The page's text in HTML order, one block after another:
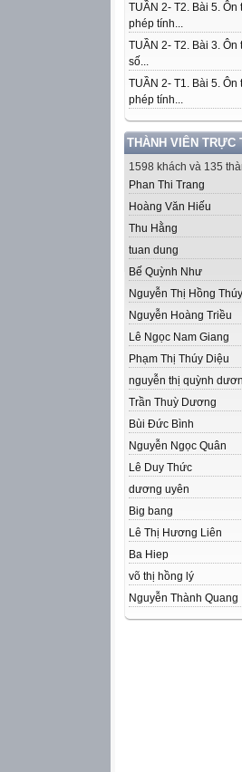
TUẦN 2- T2. Bài 5. Ôn
phép tính...
TUẦN 2- T2. Bài 3. Ôn
số...
TUẦN 2- T1. Bài 5. Ôn
phép tính...
THÀNH VIÊN TRỰC
1598 khách và 135
Phan Thi Trang
Hoàng Văn Hiếu
Thu Hằng
tuan dung
Bế Quỳnh Như
Nguyễn Thị Hồng Thúy
Nguyễn Hoàng Triều
Lê Ngọc Nam Giang
Phạm Thị Thúy Diệu
nguyễn thị quỳnh
Trần Thuỳ Dương
Bùi Đức Bình
Nguyễn Ngọc Quân
Lê Duy Thức
dương uyên
Big bang
Lê Thị Hương Liên
Ba Hiep
võ thị hồng lý
Nguyễn Thành Quang